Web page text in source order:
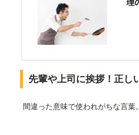
理
先輩や上司に挨拶！正し
間違った意味で使われがちな言